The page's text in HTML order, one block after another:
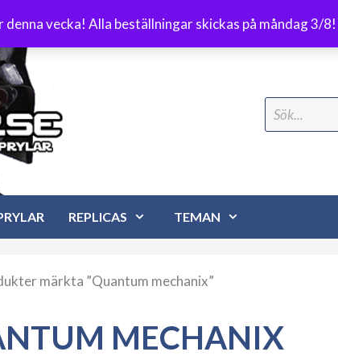
denna vecka! Alla beställningar skickas på måndag 3/8!
Frakt 89 kr
Search
for:
REPLICAS TEMAN
märkta ”Quantum mechanix”
MECHANIX